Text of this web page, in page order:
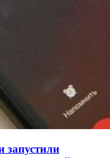
в Центральном
переполох“
запустили